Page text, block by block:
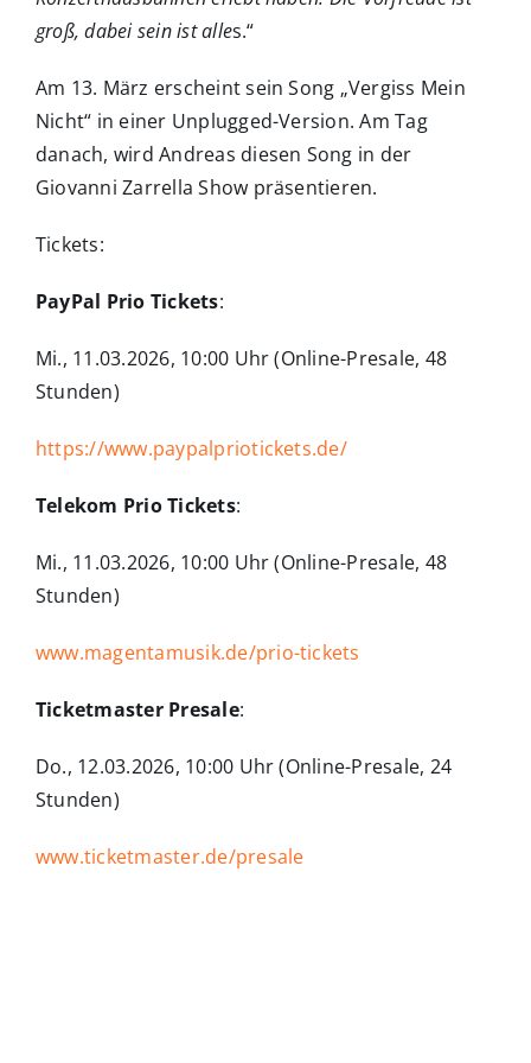
groß, dabei sein ist alles.“
Am 13. März erscheint sein Song „Vergiss Mein
Nicht“ in einer Unplugged-Version. Am Tag
danach, wird Andreas diesen Song in der
Giovanni Zarrella Show präsentieren.
Tickets:
PayPal Prio Tickets:
Mi., 11.03.2026, 10:00 Uhr (Online-Presale, 48
Stunden)
https://www.paypalpriotickets.de/
Telekom Prio Tickets:
Mi., 11.03.2026, 10:00 Uhr (Online-Presale, 48
Stunden)
www.magentamusik.de/prio-tickets
Ticketmaster Presale:
Do., 12.03.2026, 10:00 Uhr (Online-Presale, 24
Stunden)
www.ticketmaster.de/presale